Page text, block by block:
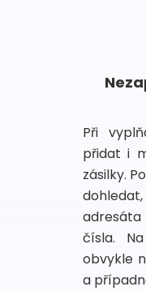
Při
přidat i
zásilky.
čísla.
obvykle
a